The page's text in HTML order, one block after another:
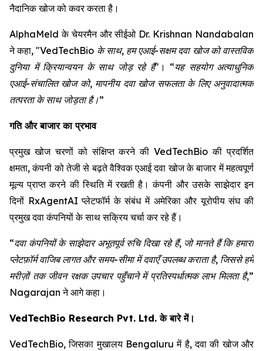
नैदानिक खोज को कवर करता है।
AlphaMeld के चेयरमैन और सीईओ Dr. Krishnan Nandabalan
ने कहा,"VedTechBio के साथ, हम एआई-सक्षम दवा खोज को वास्तविक
दुनिया में क्रियान्वयन के साथ जोड़ रहे हैं" । “यह सहयोग अत्याधुनिक
एआई-संचालित खोज को, मापनीय दवा खोज सफलता के लिए अनुवादात्मक
तत्परता के साथ जोड़ता है।”
गति और बाजार का प्रभाव
प्रमुख खोज चरणों को संक्षिप्त करने की VedTechBio की प्रदर्शित
क्षमता, कंपनी को तेजी से बढ़ते वैश्विक एआई दवा खोज के बाजार में महत्वपूर्ण
मूल्य प्राप्त करने की स्थिति में रखती है। कंपनी और उसके साझेदार इन
दिनों RxAgentAI प्लेटफॉर्म के संबंध में अमेरिका और यूरोपीय संघ की
प्रमुख दवा कंपनियों के साथ सक्रिय चर्चा कर रहे हैं।
“दवा कंपनियों के साझेदार अभूतपूर्व रुचि दिखा रहे हैं, जो मानते हैं कि हमारा
प्लेटफ़ॉर्म वाजिब लागत और समय-सीमा में दवाएँ उपलब्ध कराता है, जिससे हमें
मरीज़ों तक जीवन रक्षक उपचार पहुँचाने में प्रतिस्पर्धात्मक लाभ मिलता है,”
Nagarajan ने आगे कहा।
VedTechBio Research Pvt. Ltd. के बारे में।
VedTechBio, जिसका मुखालय Bengaluru में है, दवा की खोज और